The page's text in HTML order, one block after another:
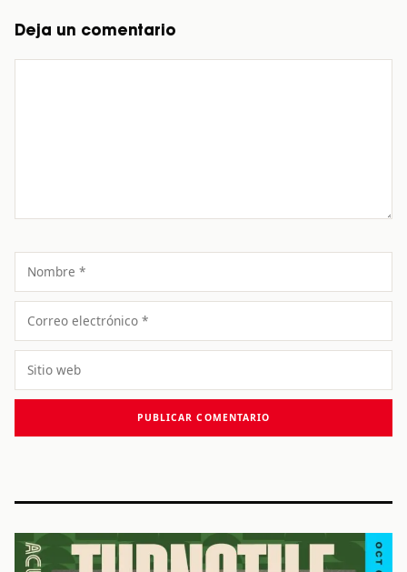
Deja un comentario
Nombre
Correo
electrónico
Sitio
web